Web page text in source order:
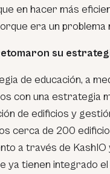
en hacer más
era un problema
su
de educación, a
con una estrategia
de edificios y
cerca de 200
a través de KashIO
ya tienen integrado